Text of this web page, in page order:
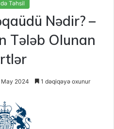
Təhsil
Nədir? –
Tələb Olunan
May 2024 1 dəqiqəyə oxunur